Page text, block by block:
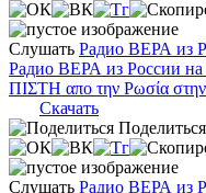
Слушать Радио ВЕРА из
Радио ВЕРА из России на
ΠΙΣΤΗ απο την Ρωσία
Скачать
Поделиться
Слушать Радио ВЕРА из